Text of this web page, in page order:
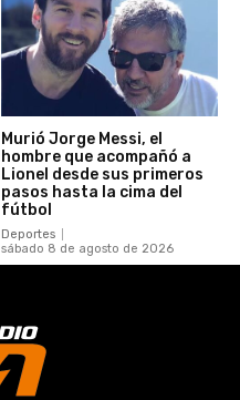
Murió Jorge Messi, el
hombre que acompañó a
Lionel desde sus primeros
pasos hasta la cima del
fútbol
Deportes
sábado 8 de agosto de 2026